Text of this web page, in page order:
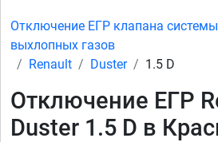
Отключение ЕГР клапана
выхлопных газов
Renault
Duster 1.5 D
Отключение ЕГР
Duster 1.5 D в